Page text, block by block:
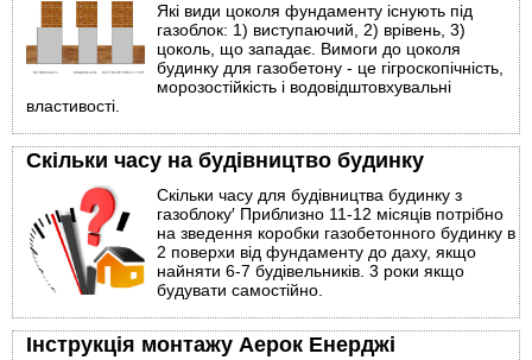
Які види цоколя фундаменту існують під
газоблок: 1) виступаючий, 2) врівень, 3)
цоколь, що западає. Вимоги до цоколя
будинку для газобетону - це гігроскопічність,
морозостійкість і водовідштовхувальні
властивості.
Скільки часу на будівництво будинку
Скільки часу для будівництва будинку з
газоблоку′ Приблизно 11-12 місяців потрібно
на зведення коробки газобетонного будинку в
2 поверхи від фундаменту до даху, якщо
найняти 6-7 будівельників. 3 роки якщо
будувати самостійно.
Інструкція монтажу Аерок Енерджі